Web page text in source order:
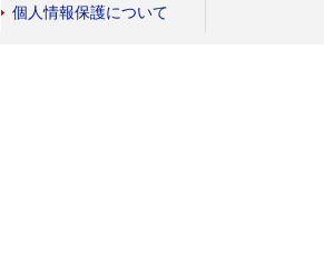
個人情報保護について